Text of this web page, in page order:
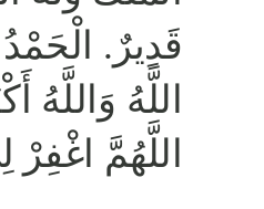
قَدِيرٌ. الْحَمْدُ
اللَّهُ وَاللَّهُ
اللَّهُمَّ اغْفِرْ